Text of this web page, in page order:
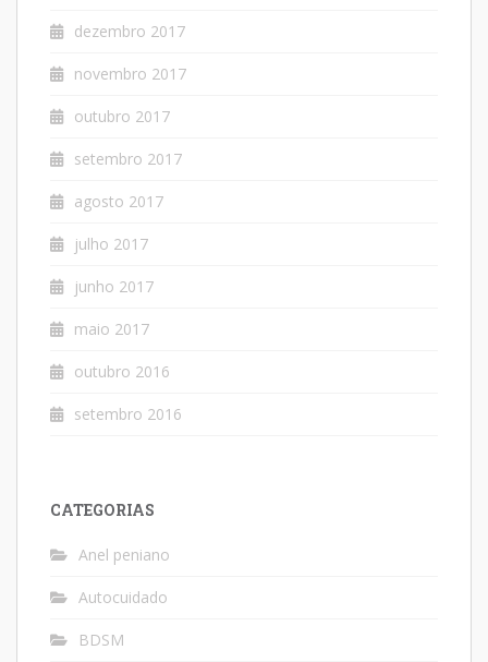
dezembro 2017
novembro 2017
outubro 2017
setembro 2017
agosto 2017
julho 2017
junho 2017
maio 2017
outubro 2016
setembro 2016
CATEGORIAS
Anel peniano
Autocuidado
BDSM